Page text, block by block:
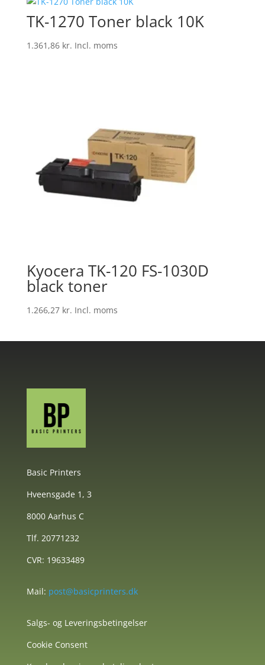
TK-1270 Toner black 10K
1.361,86 kr. Incl. moms
Kyocera TK-120 FS-1030D
black toner
1.266,27 kr. Incl. moms
Basic Printers
Hveensgade 1, 3
8000 Aarhus C
Tlf. 20771232
CVR: 19633489
Mail: post@basicprinters.dk
Salgs- og Leveringsbetingelser
Cookie Consent